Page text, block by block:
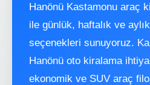
Hanönü Kastamonu araç
ile günlük, haftalık ve
seçenekleri sunuyoruz.
Hanönü oto kiralama
ekonomik ve SUV araç